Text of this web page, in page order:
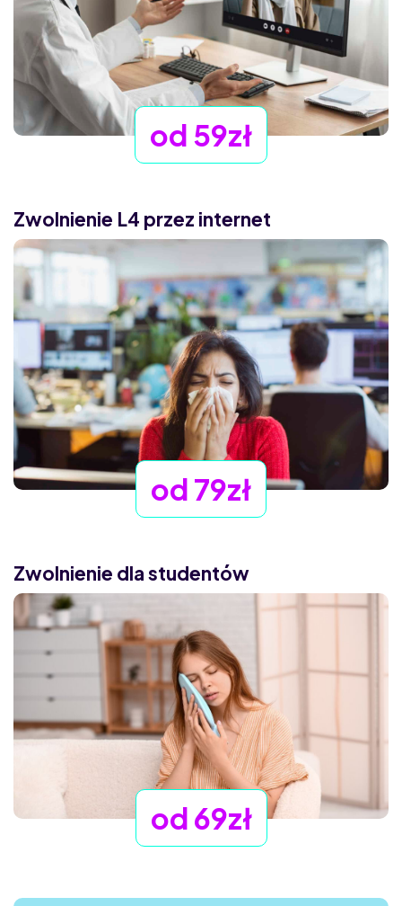
od 59zł
Zwolnienie L4 przez internet
od 79zł
Zwolnienie dla studentów
od 69zł